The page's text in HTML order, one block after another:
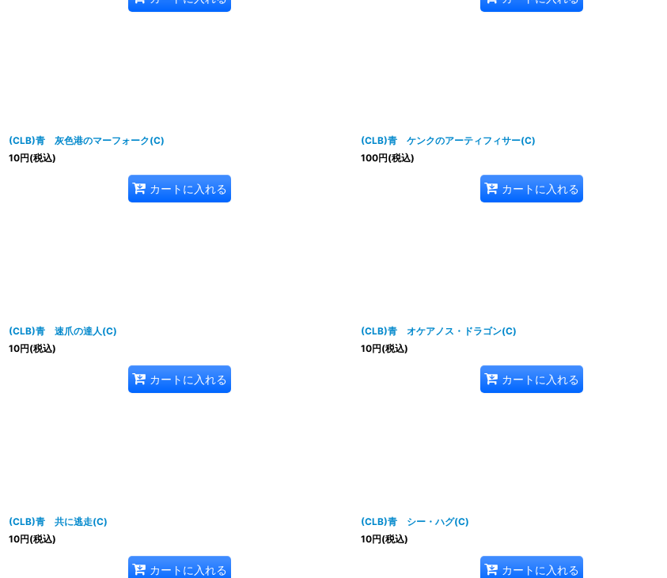
(CLB)青 灰色港のマーフォーク(C)
10円(税込)
カートに入れる
(CLB)青 ケンクのアーティフィサー(C)
100円(税込)
カートに入れる
(CLB)青 速爪の達人(C)
10円(税込)
カートに入れる
(CLB)青 オケアノス・ドラゴン(C)
10円(税込)
カートに入れる
(CLB)青 共に逃走(C)
10円(税込)
カートに入れる
(CLB)青 シー・ハグ(C)
10円(税込)
カートに入れる